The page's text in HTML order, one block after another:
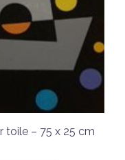
toile – 75 x 25 cm